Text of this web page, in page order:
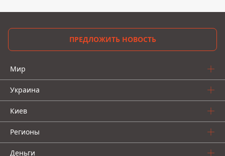
ПРЕДЛОЖИТЬ НОВОСТЬ
Мир
Украина
Киев
Регионы
Деньги